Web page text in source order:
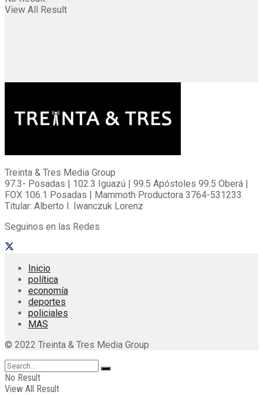
View All Result
Treinta & Tres Media Group
97.3- Posadas | 102.3 Iguazú | 99.5 Apóstoles 99.5 Oberá |
FOX 106.1 Posadas | Mammoth Productora 3764-531233
Titular: Alberto I. Iwanczuk Lorenz
Seguinos en las Redes
Inicio
política
economía
deportes
policiales
MAS
© 2022 Treinta & Tres Media Group
No Result
View All Result